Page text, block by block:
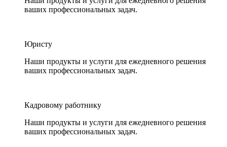
ваших профессиональных задач.
Юристу
Наши продукты и услуги для ежедневного решения
ваших профессиональных задач.
Кадровому работнику
Наши продукты и услуги для ежедневного решения
ваших профессиональных задач.